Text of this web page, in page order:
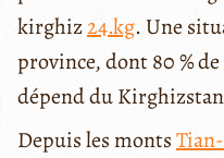
kirghiz24.kg. Une
province, dont 80 %
dépend du
Depuis les monts